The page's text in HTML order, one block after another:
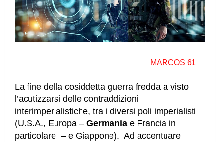
MARCOS 61
La fine della cosiddetta guerra fredda a visto
l’acutizzarsi delle contraddizioni
interimperialistiche, tra i diversi poli imperialisti
(U.S.A., Europa – Germania e Francia in
particolare – e Giappone). Ad accentuare